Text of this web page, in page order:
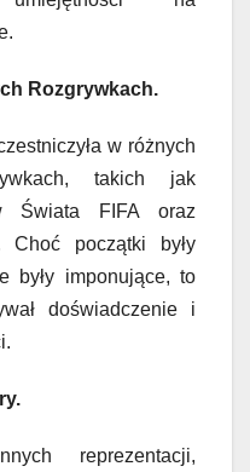
Rozgrywkach.
w różnych
takich jak
Świata FIFA oraz
Choć początki były
były imponujące, to
doświadczenie i
reprezentacji,